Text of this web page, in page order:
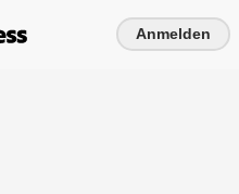
Anmelden